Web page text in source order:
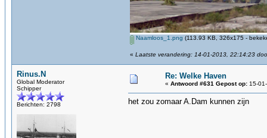
Naamloos_1.png (113.93 KB, 326x175 -
« Laatste verandering: 14-01-2013, 22:14:23
Rinus.N
Global Moderator
Schipper
Berichten: 2798
Re: Welke Haven
« Antwoord #631 Gepost op: 15-
het zou zomaar A.Dam kunnen zijn